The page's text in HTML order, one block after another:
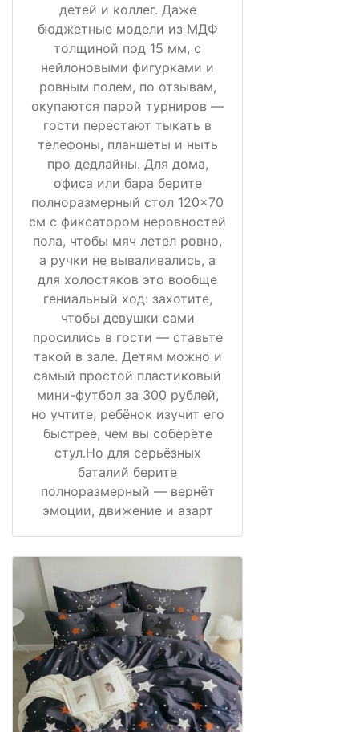
детей и коллег. Даже
бюджетные модели из МДФ
толщиной под 15 мм, с
нейлоновыми фигурками и
ровным полем, по отзывам,
окупаются парой турниров —
гости перестают тыкать в
телефоны, планшеты и ныть
про дедлайны. Для дома,
офиса или бара берите
полноразмерный стол 120×70
см с фиксатором неровностей
пола, чтобы мяч летел ровно,
а ручки не вываливались, а
для холостяков это вообще
гениальный ход: захотите,
чтобы девушки сами
просились в гости — ставьте
такой в зале. Детям можно и
самый простой пластиковый
мини-футбол за 300 рублей,
но учтите, ребёнок изучит его
быстрее, чем вы соберёте
стул.Но для серьёзных
баталий берите
полноразмерный — вернёт
эмоции, движение и азарт